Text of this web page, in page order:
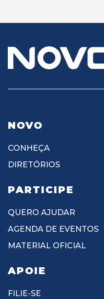
NOVO
CONHEÇA
DIRETÓRIOS
PARTICIPE
QUERO AJUDAR
AGENDA DE EVENTOS
MATERIAL OFICIAL
APOIE
FILIE-SE